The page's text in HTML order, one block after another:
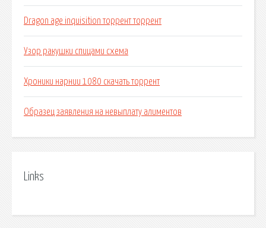
Dragon age inquisition торрент торрент
Узор ракушки спицами схема
Хроники нарнии 1080 скачать торрент
Образец заявления на невыплату алиментов
Links